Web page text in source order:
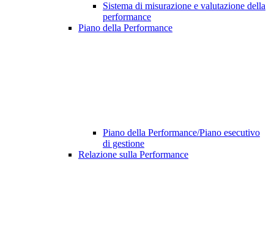
Sistema di misurazione e valutazione della
performance
Piano della Performance
Piano della Performance/Piano esecutivo
di gestione
Relazione sulla Performance